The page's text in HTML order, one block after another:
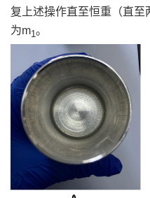
复上述操作直至恒重（直
为m1。